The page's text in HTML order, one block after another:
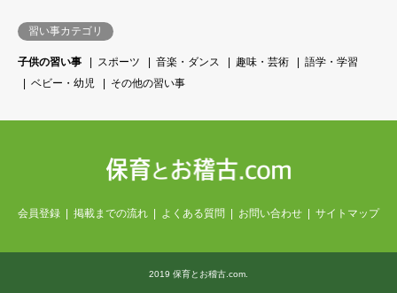
習い事カテゴリ
子供の習い事 スポーツ 音楽・ダンス 趣味・芸術
語学・学習
ベビー・幼児
その他の習い事
会員登録 掲載までの流れ よくある質問 お問い合わせ サイトマップ
2019 保育とお稽古.com.